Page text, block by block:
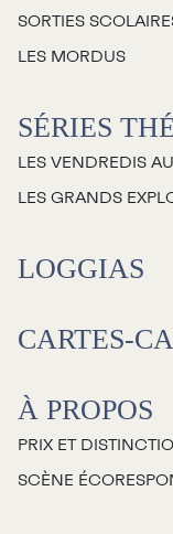
Emplois
SORTIES
LES MORDUS
SÉRIES
LES VENDREDIS
LES GRANDS
LOGGIAS
CARTES-
À PROPOS
PRIX ET
SCÈNE